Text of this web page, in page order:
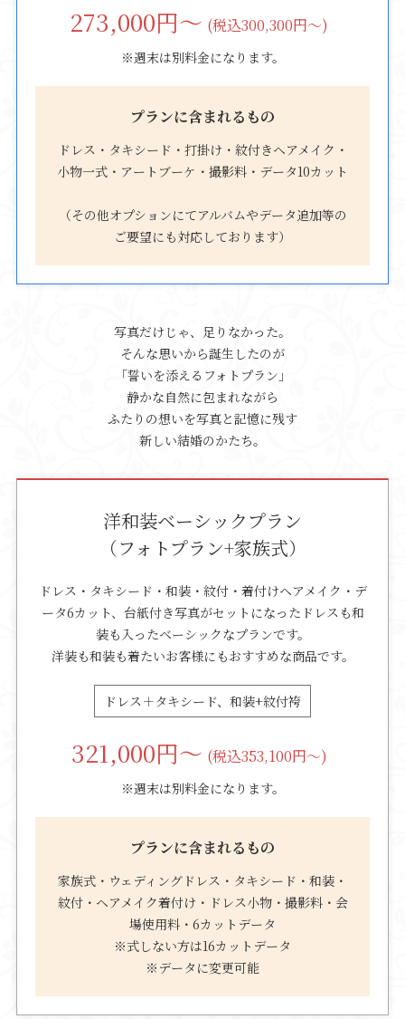
273,000円～ (税込300,300円～)
※週末は別料金になります。
プランに含まれるもの
ドレス・タキシード・打掛け・紋付きヘアメイク・
小物一式・アートブーケ・撮影料・データ10カット
（その他オプションにてアルバムやデータ追加等の
ご要望にも対応しております）
写真だけじゃ、足りなかった。
そんな思いから誕生したのが
「誓いを添えるフォトプラン」
静かな自然に包まれながら
ふたりの想いを写真と記憶に残す
新しい結婚のかたち。
洋和装ベーシックプラン
（フォトプラン+家族式）
ドレス・タキシード・和装・紋付・着付けヘアメイク・デ
ータ6カット、台紙付き写真がセットになったドレスも和
装も入ったベーシックなプランです。
洋装も和装も着たいお客様にもおすすめな商品です。
ドレス＋タキシード、和装+紋付袴
321,000円～ (税込353,100円～)
※週末は別料金になります。
プランに含まれるもの
家族式・ウェディングドレス・タキシード・和装・
紋付・ヘアメイク着付け・ドレス小物・撮影料・会
場使用料・6カットデータ
※式しない方は16カットデータ
※データに変更可能